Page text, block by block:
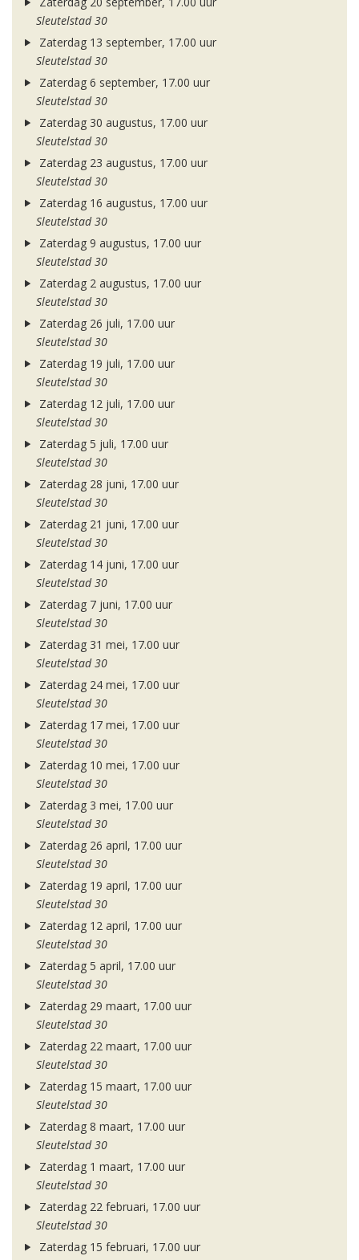
Sleutelstad 30
Zaterdag 13 september, 17.00 uur
Sleutelstad 30
Zaterdag 6 september, 17.00 uur
Sleutelstad 30
Zaterdag 30 augustus, 17.00 uur
Sleutelstad 30
Zaterdag 23 augustus, 17.00 uur
Sleutelstad 30
Zaterdag 16 augustus, 17.00 uur
Sleutelstad 30
Zaterdag 9 augustus, 17.00 uur
Sleutelstad 30
Zaterdag 2 augustus, 17.00 uur
Sleutelstad 30
Zaterdag 26 juli, 17.00 uur
Sleutelstad 30
Zaterdag 19 juli, 17.00 uur
Sleutelstad 30
Zaterdag 12 juli, 17.00 uur
Sleutelstad 30
Zaterdag 5 juli, 17.00 uur
Sleutelstad 30
Zaterdag 28 juni, 17.00 uur
Sleutelstad 30
Zaterdag 21 juni, 17.00 uur
Sleutelstad 30
Zaterdag 14 juni, 17.00 uur
Sleutelstad 30
Zaterdag 7 juni, 17.00 uur
Sleutelstad 30
Zaterdag 31 mei, 17.00 uur
Sleutelstad 30
Zaterdag 24 mei, 17.00 uur
Sleutelstad 30
Zaterdag 17 mei, 17.00 uur
Sleutelstad 30
Zaterdag 10 mei, 17.00 uur
Sleutelstad 30
Zaterdag 3 mei, 17.00 uur
Sleutelstad 30
Zaterdag 26 april, 17.00 uur
Sleutelstad 30
Zaterdag 19 april, 17.00 uur
Sleutelstad 30
Zaterdag 12 april, 17.00 uur
Sleutelstad 30
Zaterdag 5 april, 17.00 uur
Sleutelstad 30
Zaterdag 29 maart, 17.00 uur
Sleutelstad 30
Zaterdag 22 maart, 17.00 uur
Sleutelstad 30
Zaterdag 15 maart, 17.00 uur
Sleutelstad 30
Zaterdag 8 maart, 17.00 uur
Sleutelstad 30
Zaterdag 1 maart, 17.00 uur
Sleutelstad 30
Zaterdag 22 februari, 17.00 uur
Sleutelstad 30
Zaterdag 15 februari, 17.00 uur